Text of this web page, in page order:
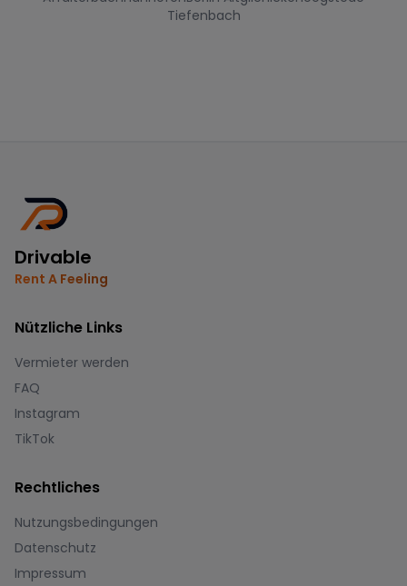
Tiefenbach
Drivable
Rent A Feeling
Nützliche Links
Vermieter werden
FAQ
Instagram
TikTok
Rechtliches
Nutzungsbedingungen
Datenschutz
Impressum